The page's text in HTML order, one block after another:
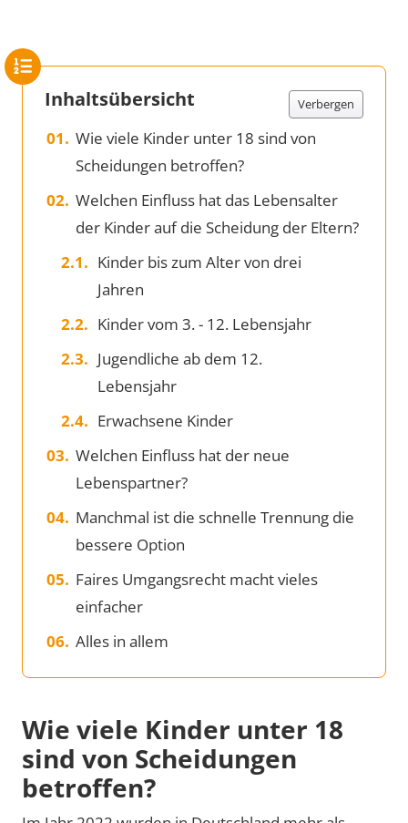
Inhaltsübersicht Verbergen
Wie viele Kinder unter 18 sind von
Scheidungen betroffen?
Welchen Einfluss hat das Lebensalter
der Kinder auf die Scheidung der Eltern?
Kinder bis zum Alter von drei
Jahren
Kinder vom 3. - 12. Lebensjahr
Jugendliche ab dem 12.
Lebensjahr
Erwachsene Kinder
Welchen Einfluss hat der neue
Lebenspartner?
Manchmal ist die schnelle Trennung die
bessere Option
Faires Umgangsrecht macht vieles
einfacher
Alles in allem
Wie viele Kinder unter 18
sind von Scheidungen
betroffen?